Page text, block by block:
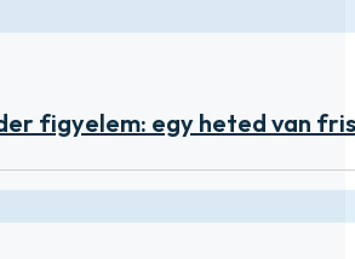
figyelem: egy heted van